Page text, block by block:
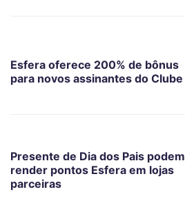
Esfera oferece 200% de bônus
para novos assinantes do Clube
Presente de Dia dos Pais podem
render pontos Esfera em lojas
parceiras